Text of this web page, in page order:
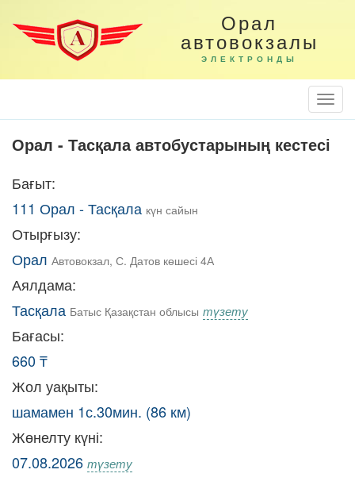
Орал
автовокзалы
ЭЛЕКТРОНДЫ
Орал - Тасқала автобустарының кестесі
Бағыт:
111 Орал - Тасқала күн сайын
Отырғызу:
Орал Автовокзал, С. Датов көшесі 4А
Аялдама:
Тасқала Батыс Қазақстан облысы түзету
Бағасы:
660 ₸
Жол уақыты:
шамамен 1с.30мин. (86 км)
Жөнелту күні:
07.08.2026 түзету